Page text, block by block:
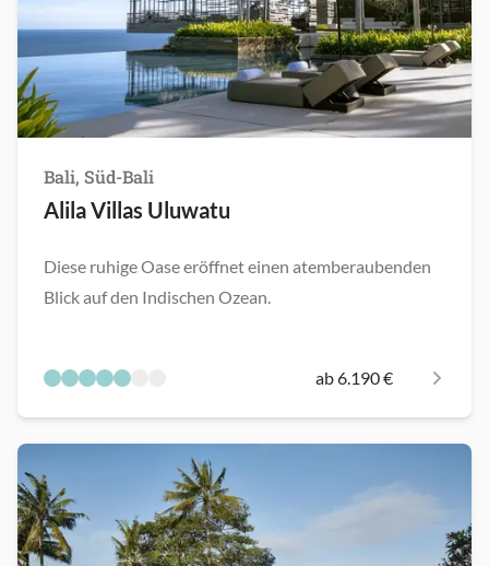
Bali, Süd-Bali
Alila Villas Uluwatu
Diese ruhige Oase eröffnet einen atemberaubenden
Blick auf den Indischen Ozean.
ab 6.190 €